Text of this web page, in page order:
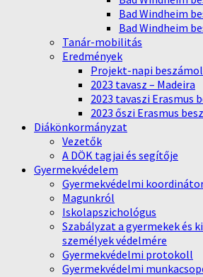
Bad Windheim
Bad Windheim
Tanár-mobilitás
Eredmények
Projekt-napi
2023 tavasz – Madeira
2023 tavaszi Erasmus
2023 őszi Erasmus
Diákönkormányzat
Vezetők
A DÖK tagjai és segítője
Gyermekvédelem
Gyermekvédelmi
Magunkról
Iskolapszichológus
Szabályzat a gyermekek
személyek védelmére
Gyermekvédelmi protokoll
Gyermekvédelmi